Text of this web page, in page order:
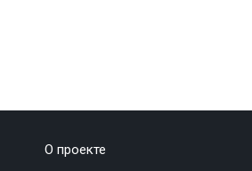
О проекте